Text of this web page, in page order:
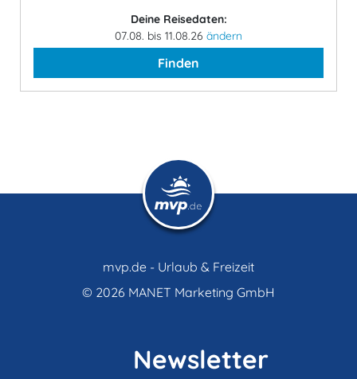
Deine Reisedaten:
07.08. bis 11.08.26 ändern
Finden
mvp.de - Urlaub & Freizeit
© 2026 MANET Marketing GmbH
Newsletter